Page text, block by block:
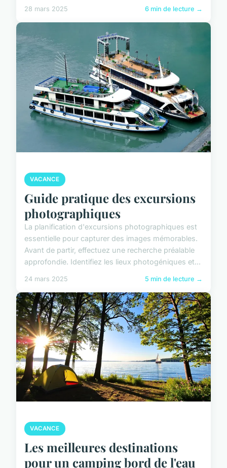
28 mars 2025 6 min de lecture →
VACANCE
Guide pratique des excursions
photographiques
La planification d'excursions photographiques est
essentielle pour capturer des images mémorables.
Avant de partir, effectuez une recherche préalable
approfondie. Identifiez les lieux photogéniques et...
24 mars 2025 5 min de lecture →
VACANCE
Les meilleures destinations
pour un camping bord de l'eau